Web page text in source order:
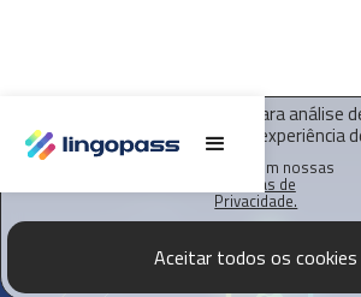
O Lingopass utiliza cookies para análise
deste site e melhorar sua experiência
Saiba mais em nossas
Políticas de
Privacidade.
Aceitar todos os cookies